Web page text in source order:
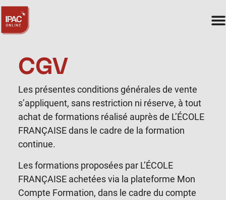
CGV
Les présentes conditions générales de vente
s’appliquent, sans restriction ni réserve, à tout
achat de formations réalisé auprès de L’ÉCOLE
FRANÇAISE dans le cadre de la formation
continue.
Les formations proposées par L’ÉCOLE
FRANÇAISE achetées via la plateforme Mon
Compte Formation, dans le cadre du compte